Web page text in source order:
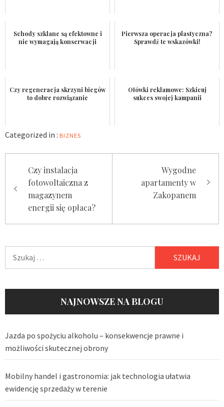
Schody szklane są efektowne i
nie wymagają konserwacji
Pierwsza operacja plastyczna?
Sprawdź te wskazówki!
Czy regeneracja skrzyni biegów
to dobre rozwiązanie
Ołówki reklamowe: Szkicuj
sukces swojej kampanii
Categorized in : BIZNES
wpisuCzy instalacja
fotowoltaiczna z
magazynem
energii się opłaca?
Wygodne
apartamenty w
Zakopanem
NAJNOWSZE NA BLOGU
Jazda po spożyciu alkoholu – konsekwencje prawne i
możliwości skutecznej obrony
Mobilny handel i gastronomia: jak technologia ułatwia
ewidencję sprzedaży w terenie